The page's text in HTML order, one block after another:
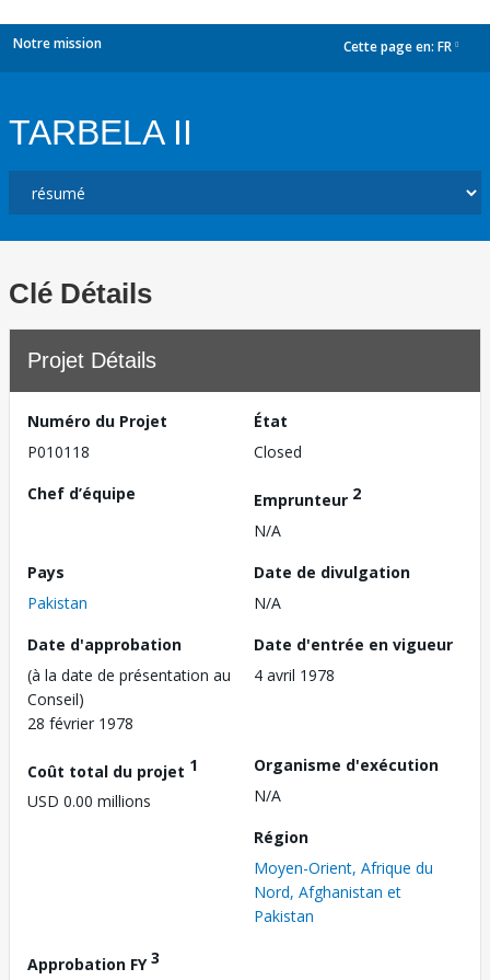
Notre mission Cette page en: FR
TARBELA II
Clé Détails
Projet Détails
Numéro du Projet
P010118
État
Closed
Chef d’équipe
Emprunteur 2
N/A
Pays
Pakistan
Date de divulgation
N/A
Date d'approbation
(à la date de présentation au
Conseil)
28 février 1978
Date d'entrée en vigueur
4 avril 1978
Coût total du projet 1
USD 0.00 millions
Organisme d'exécution
N/A
Région
Moyen-Orient, Afrique du
Nord, Afghanistan et
Pakistan
Approbation FY3